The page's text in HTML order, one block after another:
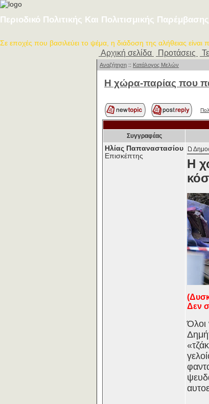
Περιοδικό Πολιτικής Και Πολιτισμικής Παρέμβασης
Σε εποχές που βασιλεύει το ψέμα, η διάδοση της αλήθειας είναι
Αρχική σελίδα Προτάσεις
Αναζήτηση :: Κατάλογος Μελών
H χώρα-παρίας που
Συγγραφέας
Ηλίας Παπαναστασίου
Επισκέπτης
H
Δεν
Όλοι